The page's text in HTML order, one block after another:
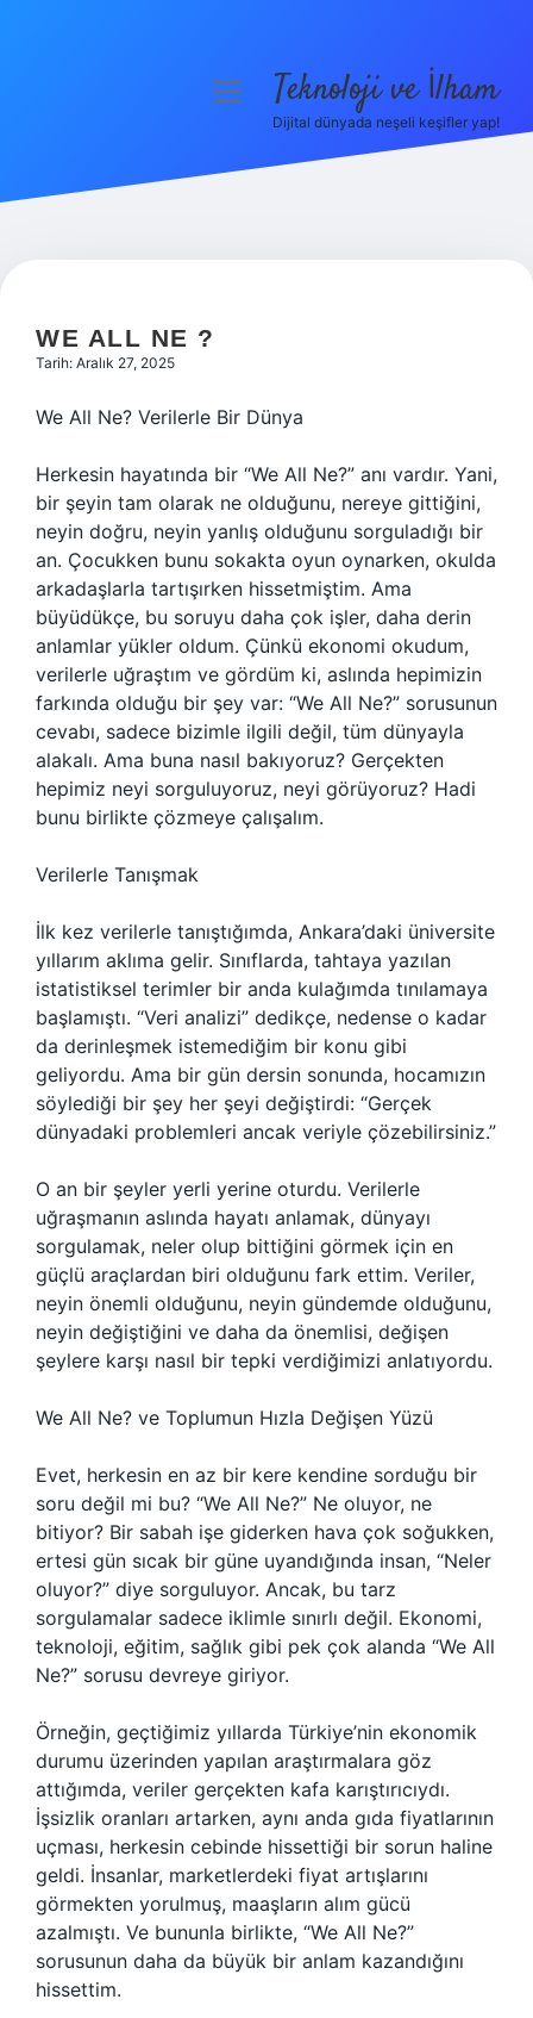
Hakkımızda
menüyüTeknoloji ve İlham
Dijital dünyada neşeli keşifler yap!
WE ALL NE ?
Tarih: Aralık 27, 2025
We All Ne? Verilerle Bir Dünya
Herkesin hayatında bir “We All Ne?” anı vardır. Yani,
bir şeyin tam olarak ne olduğunu, nereye gittiğini,
neyin doğru, neyin yanlış olduğunu sorguladığı bir
an. Çocukken bunu sokakta oyun oynarken, okulda
arkadaşlarla tartışırken hissetmiştim. Ama
büyüdükçe, bu soruyu daha çok işler, daha derin
anlamlar yükler oldum. Çünkü ekonomi okudum,
verilerle uğraştım ve gördüm ki, aslında hepimizin
farkında olduğu bir şey var: “We All Ne?” sorusunun
cevabı, sadece bizimle ilgili değil, tüm dünyayla
alakalı. Ama buna nasıl bakıyoruz? Gerçekten
hepimiz neyi sorguluyoruz, neyi görüyoruz? Hadi
bunu birlikte çözmeye çalışalım.
Verilerle Tanışmak
İlk kez verilerle tanıştığımda, Ankara’daki üniversite
yıllarım aklıma gelir. Sınıflarda, tahtaya yazılan
istatistiksel terimler bir anda kulağımda tınılamaya
başlamıştı. “Veri analizi” dedikçe, nedense o kadar
da derinleşmek istemediğim bir konu gibi
geliyordu. Ama bir gün dersin sonunda, hocamızın
söylediği bir şey her şeyi değiştirdi: “Gerçek
dünyadaki problemleri ancak veriyle çözebilirsiniz.”
O an bir şeyler yerli yerine oturdu. Verilerle
uğraşmanın aslında hayatı anlamak, dünyayı
sorgulamak, neler olup bittiğini görmek için en
güçlü araçlardan biri olduğunu fark ettim. Veriler,
neyin önemli olduğunu, neyin gündemde olduğunu,
neyin değiştiğini ve daha da önemlisi, değişen
şeylere karşı nasıl bir tepki verdiğimizi anlatıyordu.
We All Ne? ve Toplumun Hızla Değişen Yüzü
Evet, herkesin en az bir kere kendine sorduğu bir
soru değil mi bu? “We All Ne?” Ne oluyor, ne
bitiyor? Bir sabah işe giderken hava çok soğukken,
ertesi gün sıcak bir güne uyandığında insan, “Neler
oluyor?” diye sorguluyor. Ancak, bu tarz
sorgulamalar sadece iklimle sınırlı değil. Ekonomi,
teknoloji, eğitim, sağlık gibi pek çok alanda “We All
Ne?” sorusu devreye giriyor.
Örneğin, geçtiğimiz yıllarda Türkiye’nin ekonomik
durumu üzerinden yapılan araştırmalara göz
attığımda, veriler gerçekten kafa karıştırıcıydı.
İşsizlik oranları artarken, aynı anda gıda fiyatlarının
uçması, herkesin cebinde hissettiği bir sorun haline
geldi. İnsanlar, marketlerdeki fiyat artışlarını
görmekten yorulmuş, maaşların alım gücü
azalmıştı. Ve bununla birlikte, “We All Ne?”
sorusunun daha da büyük bir anlam kazandığını
hissettim.